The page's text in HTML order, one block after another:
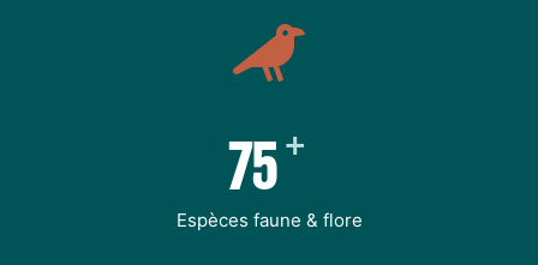
100+
Espèces faune & flore